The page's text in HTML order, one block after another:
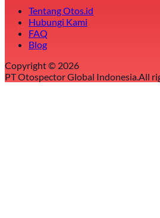
Tentang Otos.id
Hubungi Kami
FAQ
Blog
Copyright © 2026
PT Otospector Global Indonesia.All